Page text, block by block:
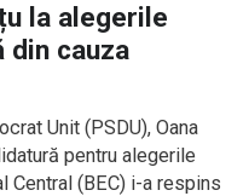
la alegerile
din cauza
Unit (PSDU), Oana
pentru alegerile
Central (BEC) i-a respins